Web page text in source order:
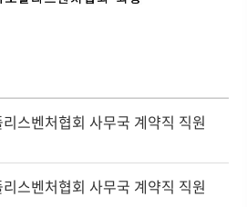
스벤처협회 사무국 계약직 직원
스벤처협회 사무국 계약직 직원